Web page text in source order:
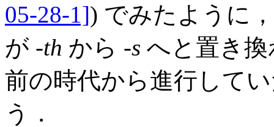
05-28-1]) でみたように
が -th から -s へと置き
前の時代から進行して
う．